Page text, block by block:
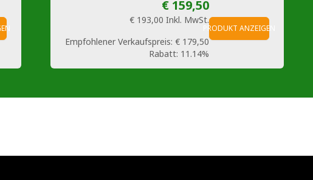
€ 159,50
€ 193,00 Inkl. MwSt.
Empfohlener Verkaufspreis: € 179,50
Rabatt: 11.14%
PRODUKT ANZEIGEN